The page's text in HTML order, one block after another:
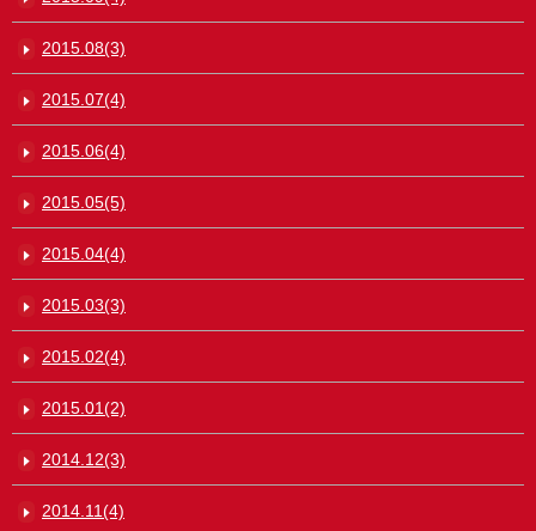
2015.08(3)
2015.07(4)
2015.06(4)
2015.05(5)
2015.04(4)
2015.03(3)
2015.02(4)
2015.01(2)
2014.12(3)
2014.11(4)